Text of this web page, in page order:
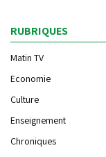
RUBRIQUES
Matin TV
Economie
Culture
Enseignement
Chroniques